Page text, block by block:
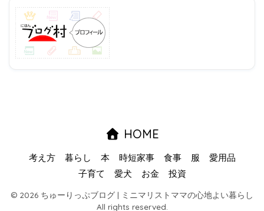
HOME
考え方 暮らし 本 時短家事 食事 服
愛用品
子育て
愛犬 お金 投資
© 2026 ちゅーりっぷブログ | ミニマリストママの心地よい暮らし
All rights reserved.